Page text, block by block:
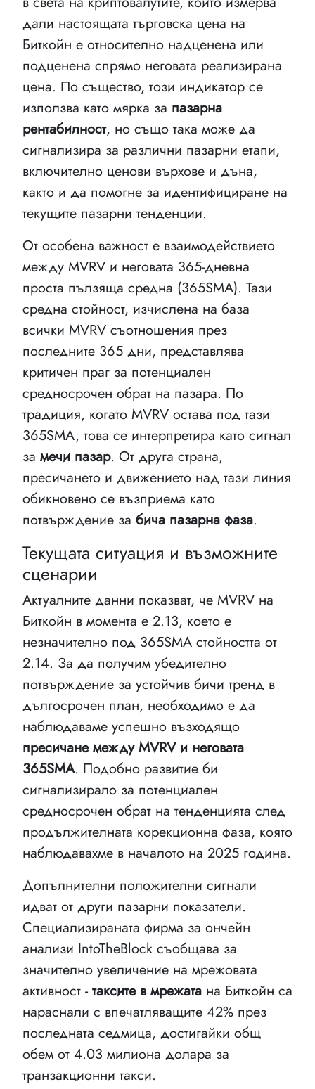
дали настоящата търговска цена на
Биткойн е относително надценена или
подценена спрямо неговата реализирана
цена. По същество, този индикатор се
използва като мярка за пазарна
рентабилност, но също така може да
сигнализира за различни пазарни етапи,
включително ценови върхове и дъна,
както и да помогне за идентифициране на
текущите пазарни тенденции.
От особена важност е взаимодействието
между MVRV и неговата 365-дневна
проста пълзяща средна (365SMA). Тази
средна стойност, изчислена на база
всички MVRV съотношения през
последните 365 дни, представлява
критичен праг за потенциален
средносрочен обрат на пазара. По
традиция, когато MVRV остава под тази
365SMA, това се интерпретира като сигнал
за мечи пазар. От друга страна,
пресичането и движението над тази линия
обикновено се възприема като
потвърждение за бича пазарна фаза.
Текущата ситуация и възможните
сценарии
Актуалните данни показват, че MVRV на
Биткойн в момента е 2.13, което е
незначително под 365SMA стойността от
2.14. За да получим убедително
потвърждение за устойчив бичи тренд в
дългосрочен план, необходимо е да
наблюдаваме успешно възходящо
пресичане между MVRV и неговата
365SMA. Подобно развитие би
сигнализирало за потенциален
средносрочен обрат на тенденцията след
продължителната корекционна фаза, която
наблюдавахме в началото на 2025 година.
Допълнителни положителни сигнали
идват от други пазарни показатели.
Специализираната фирма за ончейн
анализи IntoTheBlock съобщава за
значително увеличение на мрежовата
активност - таксите в мрежата на Биткойн са
нараснали с впечатляващите 42% през
последната седмица, достигайки общ
обем от 4.03 милиона долара за
транзакционни такси.